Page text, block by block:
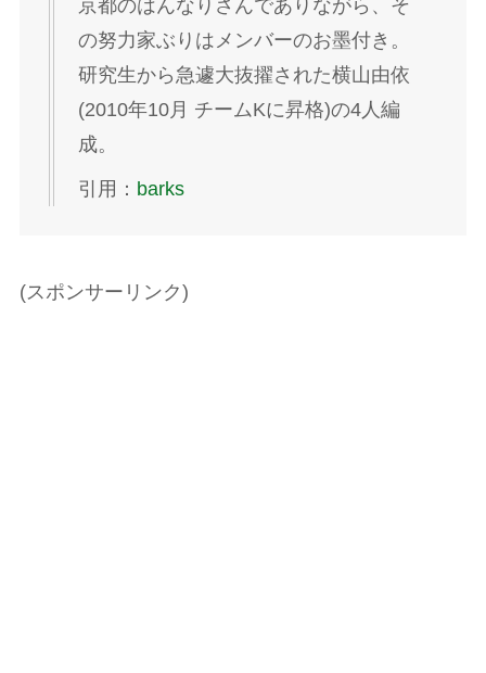
京都のはんなりさんでありながら、そ
の努力家ぶりはメンバーのお墨付き。
研究生から急遽大抜擢された横山由依
(2010年10月 チームKに昇格)の4人編
成。
引用： barks
(スポンサーリンク)